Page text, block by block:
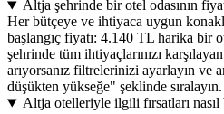
Altja şehrinde bir otel odasının
Her bütçeye ve ihtiyaca uygun
başlangıç fiyatı: 4.140 TL harika bir
şehrinde tüm ihtiyaçlarınızı karşılayan
arıyorsanız filtrelerinizi ayarlayın ve
düşükten yükseğe" şeklinde sıralayın.
Altja otelleriyle ilgili fırsatları